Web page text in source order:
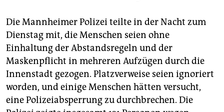
Die Mannheimer Polizei teilte in der Nacht zum
Dienstag mit, die Menschen seien ohne
Einhaltung der Abstandsregeln und der
Maskenpflicht in mehreren Aufzügen durch die
Innenstadt gezogen. Platzverweise seien ignoriert
worden, und einige Menschen hätten versucht,
eine Polizeiabsperrung zu durchbrechen. Die